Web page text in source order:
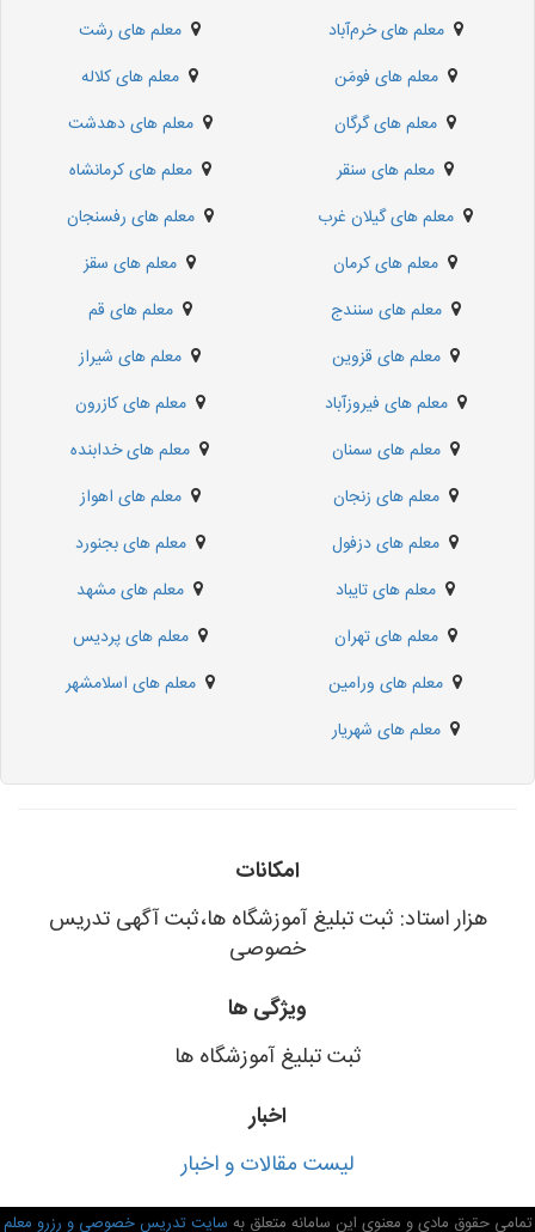
معلم های خرم‌آباد
معلم های رشت
معلم های فومَن
معلم های کلاله
معلم های گرگان
معلم های دهدشت
معلم های سنقر
معلم های کرمانشاه
معلم های گیلان غرب
معلم های رفسنجان
معلم های کرمان
معلم های سقز
معلم های سنندج
معلم های قم
معلم های قزوین
معلم های شیراز
معلم های فیروزآباد
معلم های کازرون
معلم های سمنان
معلم های خدابنده
معلم های زنجان
معلم های اهواز
معلم های دزفول
معلم های بجنورد
معلم های تایباد
معلم های مشهد
معلم های تهران
معلم های پردیس
معلم های ورامین
معلم های اسلامشهر
معلم های شهریار
امکانات
هزار استاد: ثبت تبلیغ آموزشگاه ها،ثبت آگهی تدریس
خصوصی
ویژگی ها
ثبت تبلیغ آموزشگاه ها
اخبار
لیست مقالات و اخبار
تمامی حقوق مادی و معنوی این سامانه متعلق به سایت تدریس خصوصی و رزرو معلم